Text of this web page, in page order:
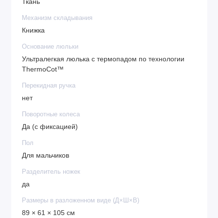
Ткань
Механизм складывания
Книжка
Основание люльки
Ультралегкая люлька с термопадом по технологии
ThermoCot™
Перекидная ручка
нет
Поворотные колеса
Да (с фиксацией)
Пол
Для мальчиков
Разделитель ножек
да
Размеры в разложенном виде (Д×Ш×В)
89 × 61 × 105 см